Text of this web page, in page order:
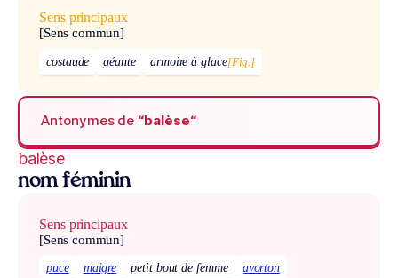
Sens principaux
[Sens commun]
costaude géante armoire à glace[Fig.]
Antonymes de “balèse“
balèse
nom féminin
Sens principaux
[Sens commun]
puce maigre petit bout de femme avorton